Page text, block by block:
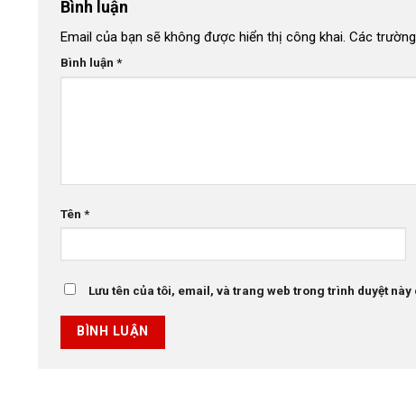
Bình luận
Email của bạn sẽ không được hiển thị công khai. Các
Bình luận *
Tên *
Lưu tên của tôi, email, và trang web trong trình duyệt này